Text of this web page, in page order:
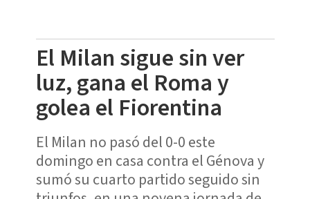
El Milan sigue sin ver
luz, gana el Roma y
golea el Fiorentina
El Milan no pasó del 0-0 este
domingo en casa contra el Génova y
sumó su cuarto partido seguido sin